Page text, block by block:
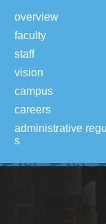
overview
faculty
staff
vision
campus
careers
administrative
s